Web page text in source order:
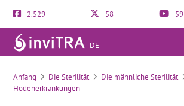
2.529 58 59
DE
Mikrodeletionen auf dem Y-Chromosom
Anfang Die Sterilität
Die männliche Sterilität
Hodenerkrankungen